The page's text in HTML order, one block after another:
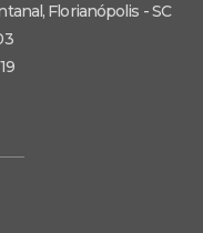
Florianópolis - SC